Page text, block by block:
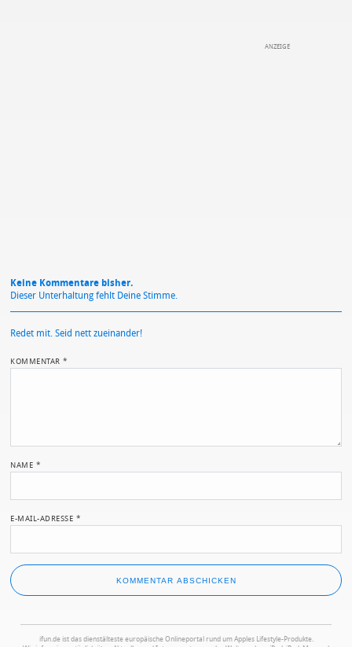
Keine Kommentare bisher.
Dieser Unterhaltung fehlt Deine Stimme.
Redet mit. Seid nett zueinander!
KOMMENTAR*
NAME *
E-MAIL-ADRESSE *
ifun.de ist das dienstälteste europäische Onlineportal rund um Apples Lifestyle-Produkte.